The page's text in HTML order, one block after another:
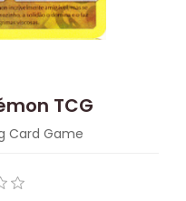
TCG
Card Game